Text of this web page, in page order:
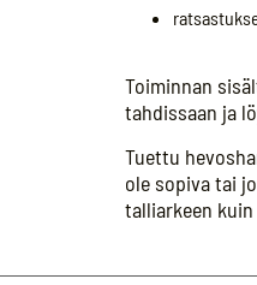
Toiminnan
tahdissaan ja
Tuettu
ole sopiva tai
talliarkeen